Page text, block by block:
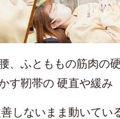
、ふとももの筋肉の
す靭帯の 硬直や緩み
しないまま動いてい